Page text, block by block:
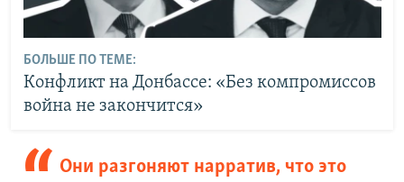
БОЛЬШЕ ПО ТЕМЕ:
Конфликт на Донбассе: «Без компромиссов
война не закончится»
Они разгоняют нарратив, что это